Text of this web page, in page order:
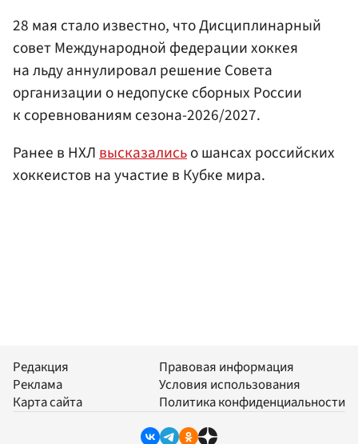
28 мая стало известно, что Дисциплинарный
совет Международной федерации хоккея
на льду аннулировал решение Совета
организации о недопуске сборных России
к соревнованиям сезона-2026/2027.
Ранее в НХЛвысказалисьо шансах российских
хоккеистов на участие в Кубке мира.
Редакция
Реклама
Карта сайта
Правовая информация
Условия использования
Политика конфиденциальности